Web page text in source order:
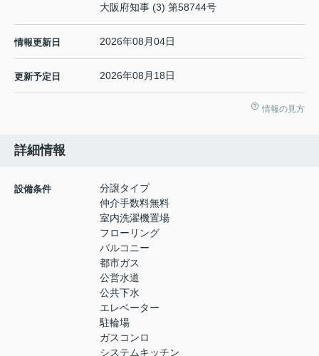
大阪府知事 (3) 第58744号
情報更新日 2026年08月04日
更新予定日 2026年08月18日
情報の見方
詳細情報
設備条件
分譲タイプ
仲介手数料無料
室内洗濯機置場
フローリング
バルコニー
都市ガス
公営水道
公共下水
エレベーター
駐輪場
ガスコンロ
システムキッチン